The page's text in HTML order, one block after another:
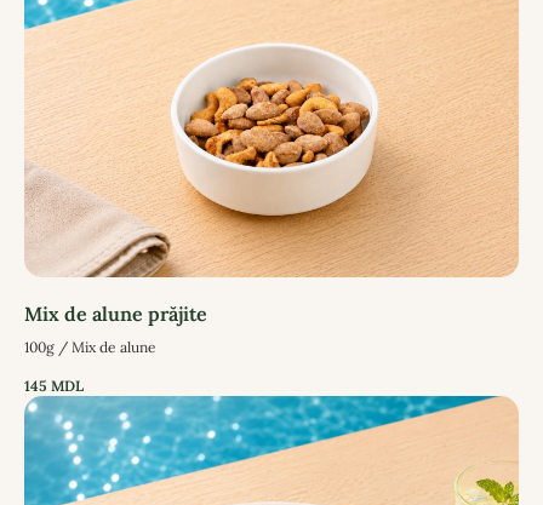
Mix de alune prăjite
100g / Mix de alune
145 MDL